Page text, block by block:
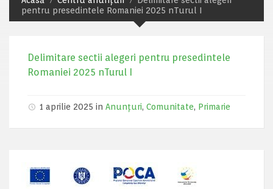
pentru presedintele Romaniei 2025 nTurul I
Delimitare sectii alegeri pentru presedintele
Romaniei 2025 nTurul I
1 aprilie 2025 in Anunțuri, Comunitate, Primarie